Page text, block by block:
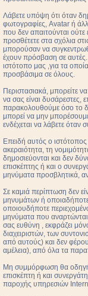
Λάβετε υπόψη ότι όταν
φωτογραφίες, Avatar ή
που δεν απαιτούνται ούτε
προσθέτετε στα σχόλια
μπορούσαν να
έχουν πρόσβαση σε αυτές.
ιστότοπο μας ,για τα
προσβάσιμα σε όλους.
Περιστασιακά, μπορείτε
να σας είναι δυσάρεστες,
παρακολουθούμε όσο το
μπορεί να μην
ενδέχεται να λάβετε όταν
Επειδή αυτός ο
ακεραιότητα, τη
δημοσιεύονται και δεν
επισκέπτης ή και ο
μηνύματα προσβλητικά,
Σε καμιά περίπτωση δεν
μηνυμάτων ή
οποιουδήποτε
μηνύματα που αναρτώνται,
σας ευθύνη , εκφράζει
διαχειριστών, των
από αυτούς) και δεν
αμέλεια), από όλα τα
Μη συμμόρφωση θα
επισκέπτη ή και
παροχής υπηρεσιών